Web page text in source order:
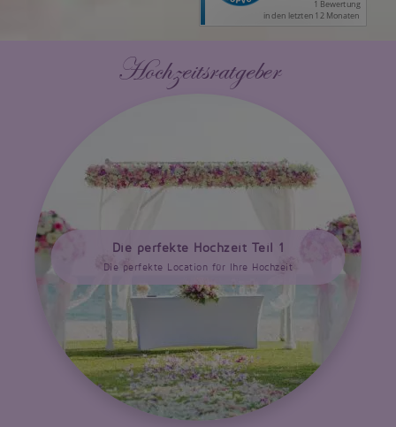
Hochzeitsratgeber
Die perfekte Hochzeit Teil 1
Die perfekte Location für Ihre Hochzeit